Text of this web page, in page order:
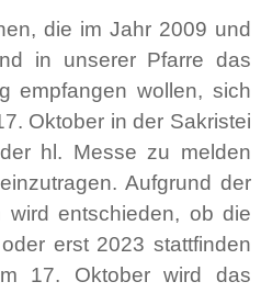
die im Jahr 2009 und
in unserer Pfarre das
empfangen wollen, sich
Oktober in der Sakristei
hl. Messe zu melden
Aufgrund der
entschieden, ob die
erst 2023 stattfinden
17. Oktober wird das